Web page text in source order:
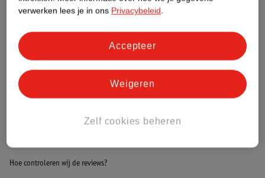
Impact Score.
Meer informatie
Bestel & Bezorginformatie
Hoe controleren wij de reviews?
verwerken lees je in ons Privacybeleid.
Zelf cookies beheren
Weigeren
Accepteer